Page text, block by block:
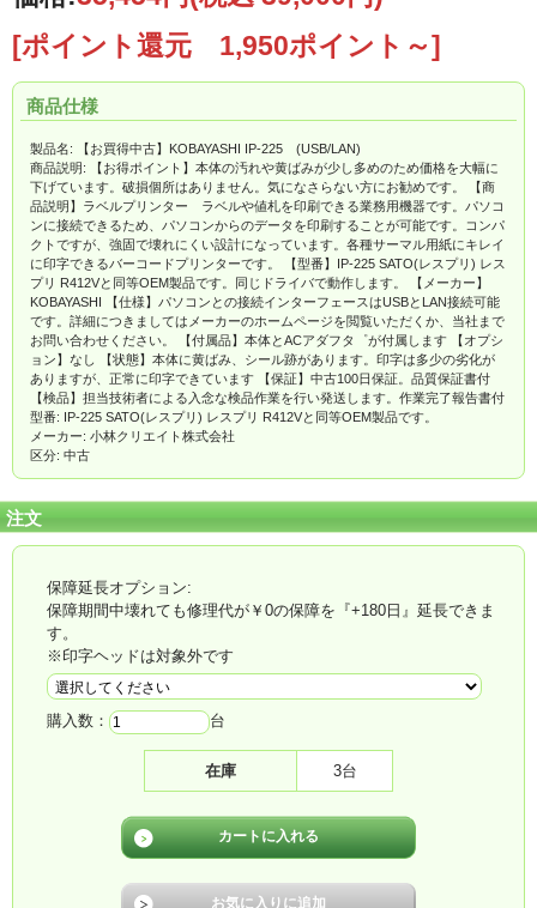
正常に印字できています
【保証】 中古100日保証。品質保証書(サンプルはこちら) 付
【検品】
担当技術者による入念な検品作業を行い発送します。
作業完了報告書(サ
ンプルはこちら)付
[ポイント還元 1,950ポイント～]
商品仕様
製品名: 【お買得中古】KOBAYASHI IP-225 (USB/LAN)
商品説明: 【お得ポイント】本体の汚れや黄ばみが少し多めのため価格を大幅に
下げています。破損個所はありません。気になさらない方にお勧めです。 【商
品説明】ラベルプリンター ラベルや値札を印刷できる業務用機器です。パソコ
ンに接続できるため、パソコンからのデータを印刷することが可能です。コンパ
クトですが、強固で壊れにくい設計になっています。各種サーマル用紙にキレイ
に印字できるバーコードプリンターです。 【型番】IP-225 SATO(レスプリ) レス
プリ R412Vと同等OEM製品です。同じドライバで動作します。 【メーカー】
KOBAYASHI 【仕様】パソコンとの接続インターフェースはUSBとLAN接続可能
です。詳細につきましてはメーカーのホームページを閲覧いただくか、当社まで
お問い合わせください。 【付属品】本体とACアダフタ゜が付属します 【オプシ
ョン】なし 【状態】本体に黄ばみ、シール跡があります。印字は多少の劣化が
ありますが、正常に印字できています 【保証】中古100日保証。品質保証書付
【検品】担当技術者による入念な検品作業を行い発送します。作業完了報告書付
型番: IP-225 SATO(レスプリ) レスプリ R412Vと同等OEM製品です。
メーカー: 小林クリエイト株式会社
区分: 中古
注文
保障延長オプション:
保障期間中壊れても修理代が￥0の保障を『+180日』延長できま
す。
※印字ヘッドは対象外です
購入数： 台
在庫 3台